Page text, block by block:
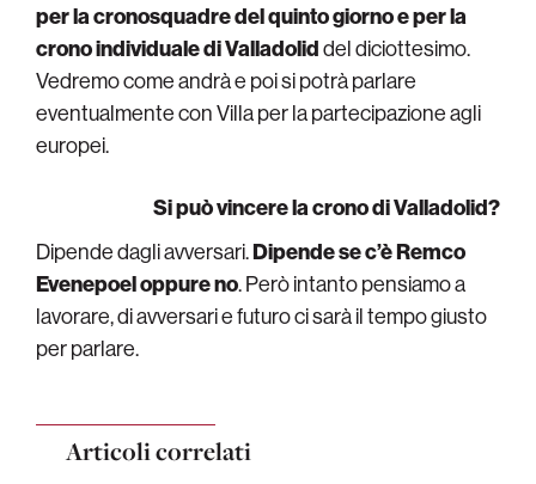
per la cronosquadre del quinto giorno e per la
crono individuale di Valladoliddel diciottesimo.
Vedremo come andrà e poi si potrà parlare
eventualmente con Villa per la partecipazione agli
europei.
Si può vincere la crono di Valladolid?
Dipende dagli avversari.Dipende se c’è Remco
Evenepoel oppure no. Però intanto pensiamo a
lavorare, di avversari e futuro ci sarà il tempo giusto
per parlare.
Articoli correlati